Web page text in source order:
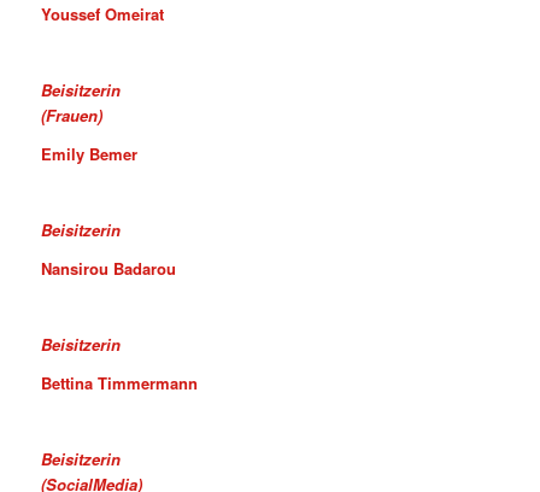
Youssef Omeirat
Beisitzerin
(Frauen)
Emily Bemer
Beisitzerin
Nansirou Badarou
Beisitzerin
Bettina Timmermann
Beisitzerin
(SocialMedia)